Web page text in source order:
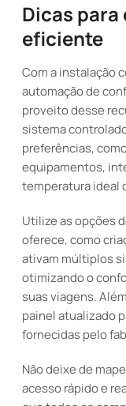
Dicas
eficiente
Com a instalação
automação de
proveito desse
sistema
preferências,
equipamentos,
temperatura ideal
Utilize as opções
oferece, como
ativam múltiplos
otimizando o
suas viagens.
painel atualizado
fornecidas pelo
Não deixe de
acesso rápido e